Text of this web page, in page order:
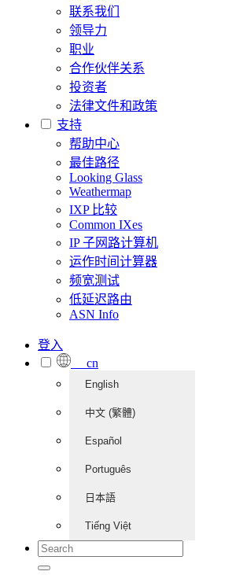
联系我们
领导力
职业
合作伙伴关系
投资者
法律文件和政策
支持
帮助中心
最佳路径
Looking Glass
Weathermap
IXP 比较
Common IXes
IP 子网路计算机
运作时间计算器
频宽测试
低延迟路由
ASN Info
登入
cn
English
中文 (繁體)
Español
Português
日本語
Tiếng Việt